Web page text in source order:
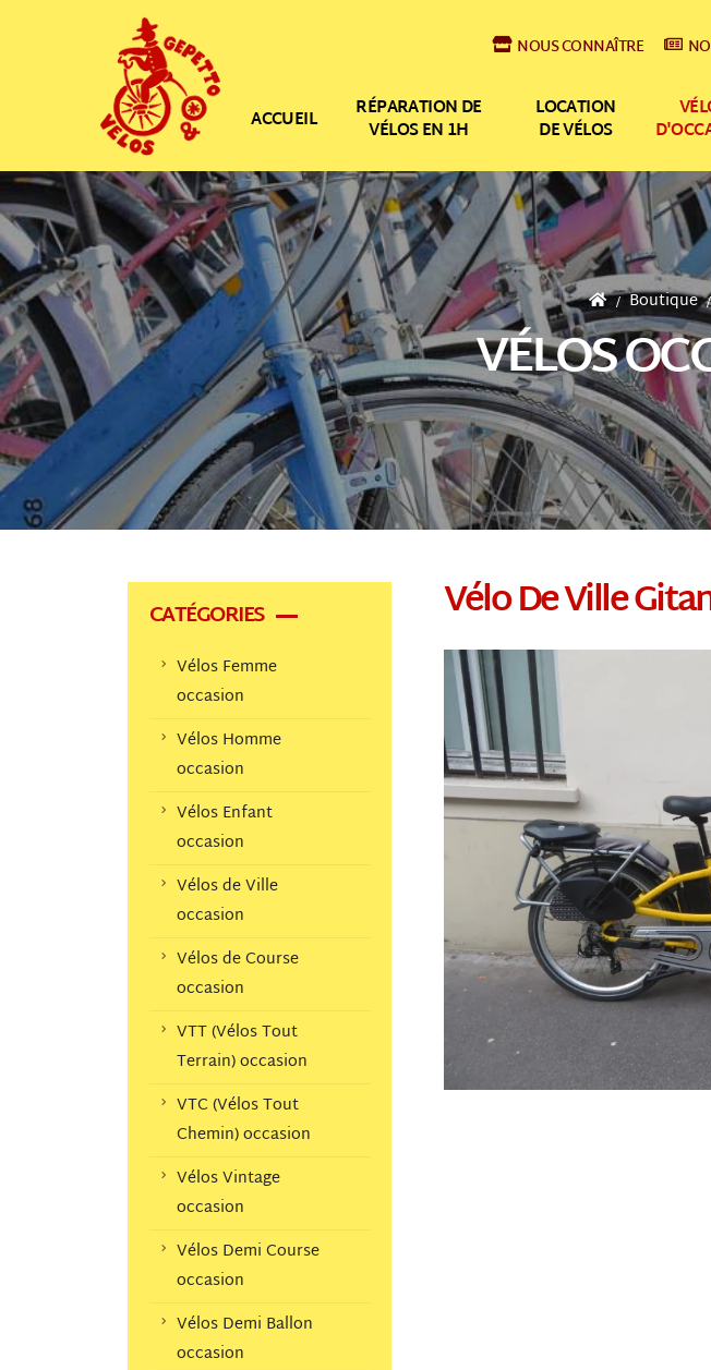
NOUS CONNAÎTRE
ACCUEIL RÉPARATION DE
VÉLOS EN 1H
LOCATION
DE VÉLOS
Boutique
VÉLOS
Vélo De Ville
CATÉGORIES
Vélos Femme
occasion
Vélos Homme
occasion
Vélos Enfant
occasion
Vélos de Ville
occasion
Vélos de Course
occasion
VTT (Vélos Tout
Terrain) occasion
VTC (Vélos Tout
Chemin) occasion
Vélos Vintage
occasion
Vélos Demi Course
occasion
Vélos Demi Ballon
occasion